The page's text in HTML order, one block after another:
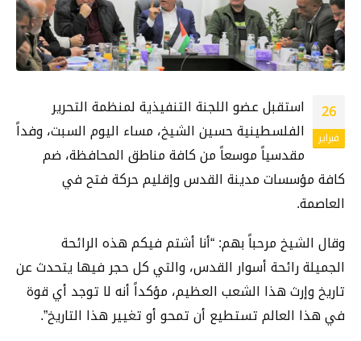
26
فبراير
استقبل عضو اللجنة التنفيذية لمنظمة التحرير
الفلسطينية حسين الشيخ، مساء اليوم السبت، وفداً
مقدسياً موسعاً من كافة مناطق المحافظة، ضم
كافة مؤسسات مدينة القدس وإقليم حركة فتح في
العاصمة.
وقال الشيخ مرحباً بهم: “أنا أشتم فيكم هذه الرائحة
الجميلة رائحة أسوار القدس، والتي كل حجر فيها يتحدث عن
تاريخ وإرث هذا الشعب العظيم، مؤكداً أنه لا توجد أي قوة
في هذا العالم تستطيع أن تمحو أو تغيير هذا التاريخ”.